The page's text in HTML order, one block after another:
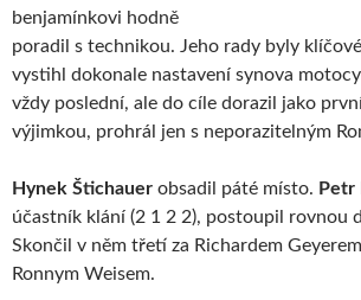
benjamínkovi hodně
poradil s technikou. Jeho rady byly
vystihl dokonale nastavení synova
vždy poslední, ale do cíle dorazil jako
výjimkou, prohrál jen s neporazitelným
Hynek Štichauer obsadil páté místo. Petr
účastník klání (2 1 2 2), postoupil rovnou
Skončil v něm třetí za Richardem
Ronnym Weisem.